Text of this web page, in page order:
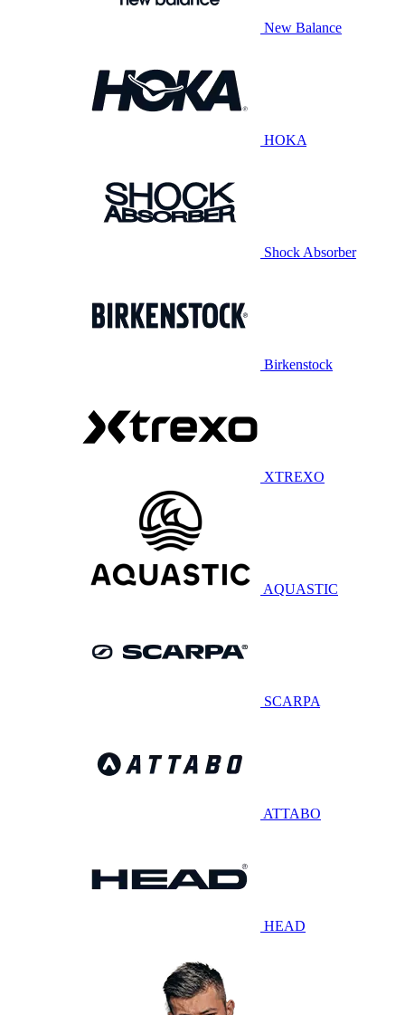
New Balance
HOKA
Shock Absorber
Birkenstock
XTREXO
AQUASTIC
SCARPA
ATTABO
HEAD